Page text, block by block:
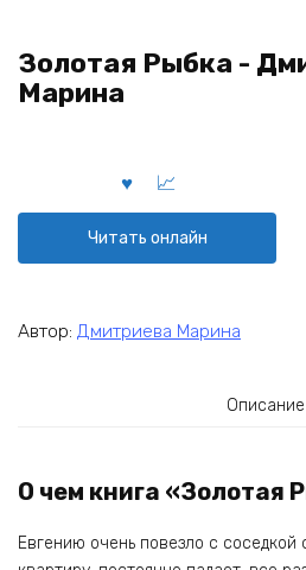
Золотая Рыбка -
Марина
Читать онлайн
Автор: Дмитриева Марина
Описание
О чем книга «Золотая
Евгению очень повезло с соседкой